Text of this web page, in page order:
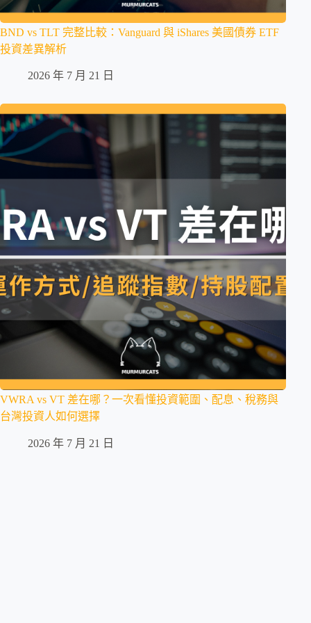
BND vs TLT 完整比較：Vanguard 與 iShares 美國債券 ETF
投資差異解析
2026 年 7 月 21 日
VWRA vs VT 差在哪？一次看懂投資範圍、配息、稅務與
台灣投資人如何選擇
2026 年 7 月 21 日